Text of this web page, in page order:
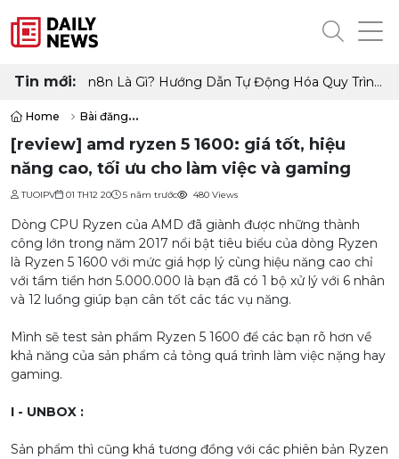
Tin mới:
🚀 OpenClaw là gì? Toàn tập từ A–Z + cách triển
Home
Bài đăng
[review] amd ryzen 5 1600: giá tốt, hiệu năng cao, tối ưu cho làm
[review] amd ryzen 5 1600: giá tốt, hiệu
năng cao, tối ưu cho làm việc và gaming
TUOIPV 01 TH12 20 5 năm trước 480 Views
Dòng CPU Ryzen của AMD đã giành được những thành
công lớn trong năm 2017 nổi bật tiêu biểu của dòng Ryzen
là Ryzen 5 1600 với mức giá hợp lý cùng hiệu năng cao chỉ
với tầm tiền hơn 5.000.000 là bạn đã có 1 bộ xử lý với 6 nhân
và 12 luồng giúp bạn cân tốt các tác vụ năng.
Mình sẽ test sản phẩm Ryzen 5 1600 để các bạn rõ hơn về
khả năng của sản phẩm cả tỏng quá trình làm việc nặng hay
gaming.
I - UNBOX :
Sản phẩm thì cũng khá tương đồng với các phiên bản Ryzen